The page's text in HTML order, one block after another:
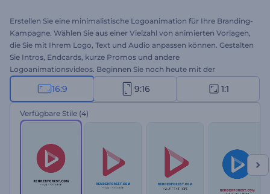
Erstellen Sie eine minimalistische Logoanimation für Ihre Branding-
Kampagne. Wählen Sie aus einer Vielzahl von animierten Vorlagen,
die Sie mit Ihrem Logo, Text und Audio anpassen können. Gestalten
Sie Intros, Endcards, kurze Promos und andere
Logoanimationsvideos. Beginnen Sie noch heute mit der
Erstellung!
16:9 9:16 1:1
Verfügbare Stile (4)